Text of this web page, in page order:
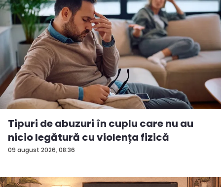
09 august 2026, 08:36
Tipuri de abuzuri în cuplu care nu au
nicio legătură cu violența fizică